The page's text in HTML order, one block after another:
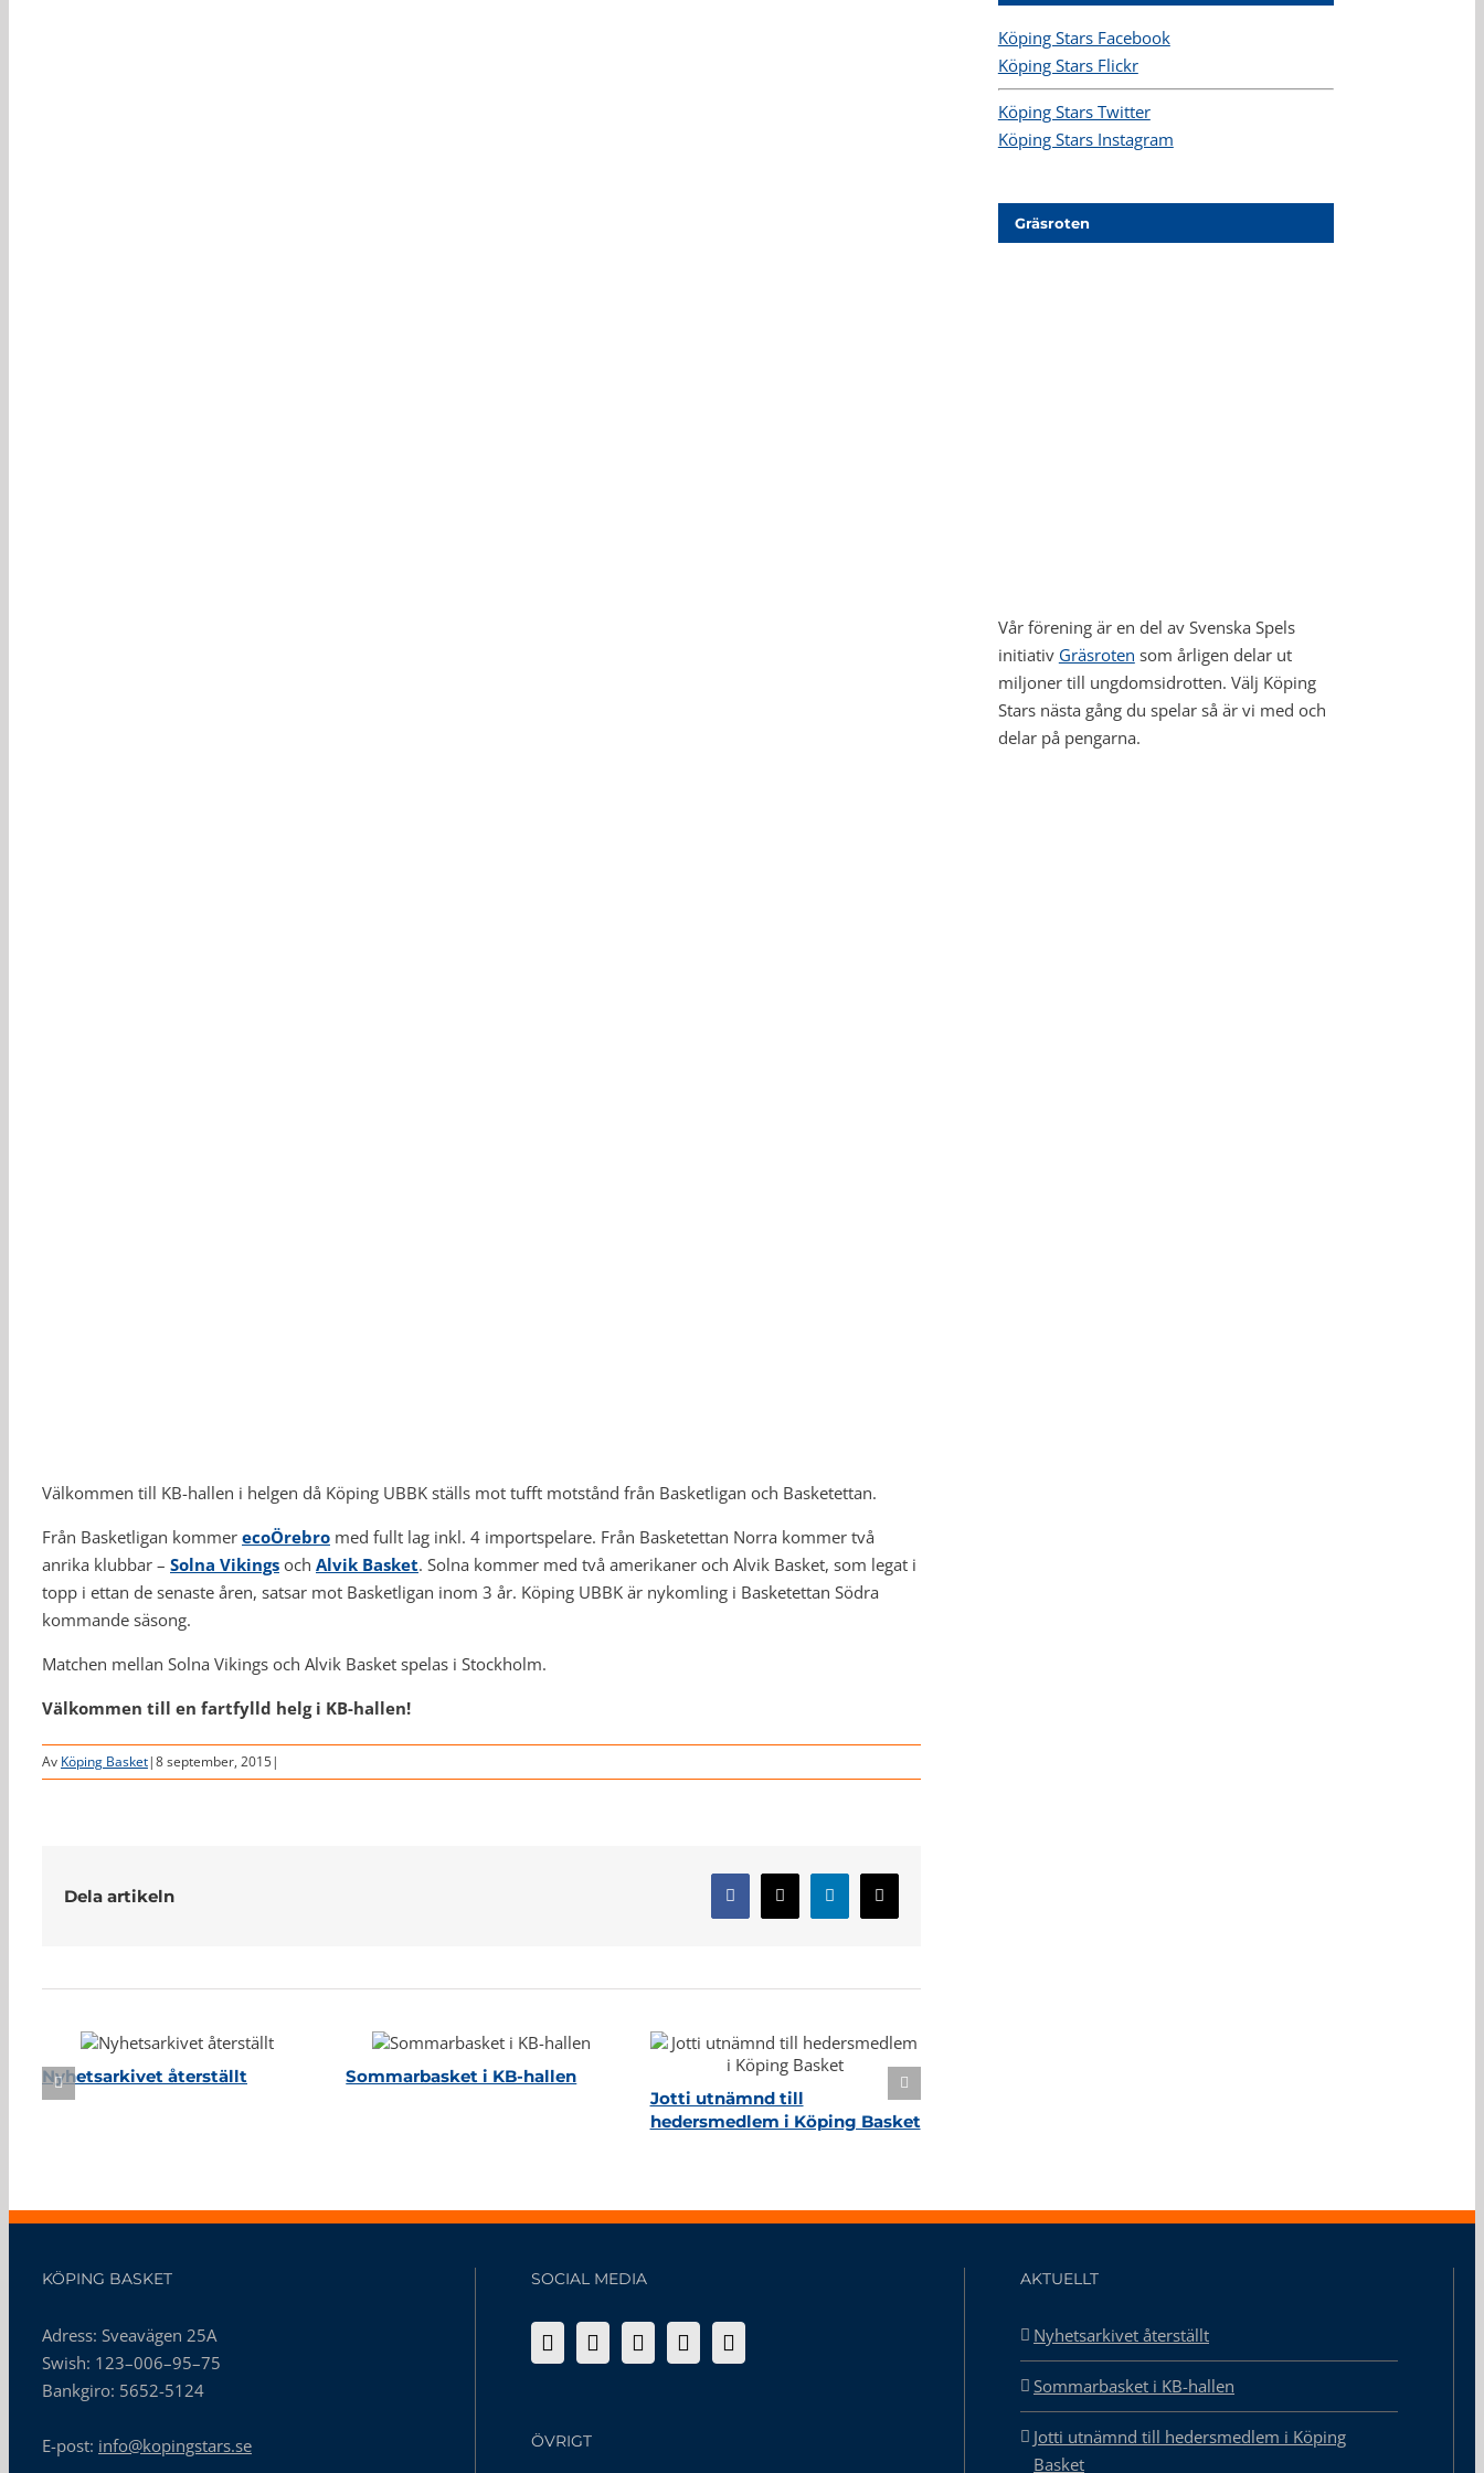
Välkommen till KB-hallen i helgen då Köping UBBK ställs mot tufft motstånd från Basketligan och Basketettan.
Från Basketligan kommer ecoÖrebro med fullt lag inkl. 4 importspelare. Från Basketettan Norra kommer två
anrika klubbar – Solna Vikings och Alvik Basket. Solna kommer med två amerikaner och Alvik Basket, som legat i
topp i ettan de senaste åren, satsar mot Basketligan inom 3 år. Köping UBBK är nykomling i Basketettan Södra
kommande säsong.
Matchen mellan Solna Vikings och Alvik Basket spelas i Stockholm.
Välkommen till en fartfylld helg i KB-hallen!
Av Köping Basket|8 september, 2015|
Dela artikeln Facebook
X LinkedIn
E-
post
Nyhetsarkivet återställt
Sommarbasket i KB-hallen
Jotti utnämnd till
hedersmedlem i Köping Basket
Köping Stars Facebook
Köping Stars Flickr
Köping Stars Twitter
Köping Stars Instagram
Gräsroten
Vår förening är en del av Svenska Spels
initiativ Gräsroten som årligen delar ut
miljoner till ungdomsidrotten. Välj Köping
Stars nästa gång du spelar så är vi med och
delar på pengarna.
KÖPING BASKET
Adress: Sveavägen 25A
Swish: 123–006–95–75
Bankgiro: 5652-5124
E-post: info@kopingstars.se
SOCIAL MEDIA
ÖVRIGT
AKTUELLT
Nyhetsarkivet återställt
Sommarbasket i KB-hallen
Jotti utnämnd till hedersmedlem i Köping
Basket